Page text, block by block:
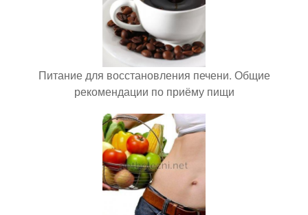
Питание для восстановления печени. Общие
рекомендации по приёму пищи